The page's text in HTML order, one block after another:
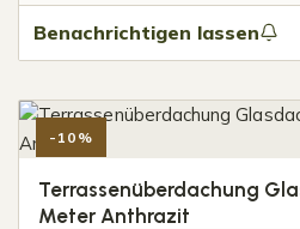
Benachrichtigen lassen
-10%
Terrassenüberdachung
Meter Anthrazit